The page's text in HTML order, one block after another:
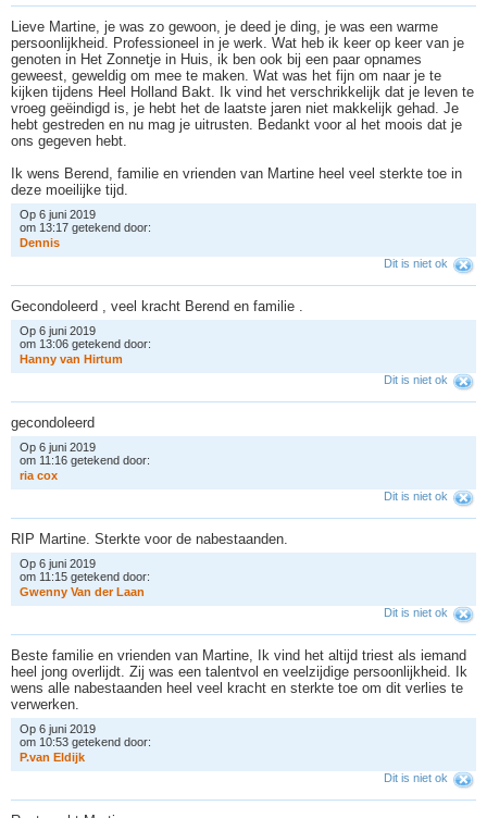
Lieve Martine, je was zo gewoon, je deed je ding, je was een warme
persoonlijkheid. Professioneel in je werk. Wat heb ik keer op keer van je
genoten in Het Zonnetje in Huis, ik ben ook bij een paar opnames
geweest, geweldig om mee te maken. Wat was het fijn om naar je te
kijken tijdens Heel Holland Bakt. Ik vind het verschrikkelijk dat je leven te
vroeg geëindigd is, je hebt het de laatste jaren niet makkelijk gehad. Je
hebt gestreden en nu mag je uitrusten. Bedankt voor al het moois dat je
ons gegeven hebt.
Ik wens Berend, familie en vrienden van Martine heel veel sterkte toe in
deze moeilijke tijd.
Op 6 juni 2019
om 13:17 getekend door:
Dennis
Dit is niet ok
Gecondoleerd , veel kracht Berend en familie .
Op 6 juni 2019
om 13:06 getekend door:
Hanny van Hirtum
Dit is niet ok
gecondoleerd
Op 6 juni 2019
om 11:16 getekend door:
ria cox
Dit is niet ok
RIP Martine. Sterkte voor de nabestaanden.
Op 6 juni 2019
om 11:15 getekend door:
Gwenny Van der Laan
Dit is niet ok
Beste familie en vrienden van Martine, Ik vind het altijd triest als iemand
heel jong overlijdt. Zij was een talentvol en veelzijdige persoonlijkheid. Ik
wens alle nabestaanden heel veel kracht en sterkte toe om dit verlies te
verwerken.
Op 6 juni 2019
om 10:53 getekend door:
P.van Eldijk
Dit is niet ok